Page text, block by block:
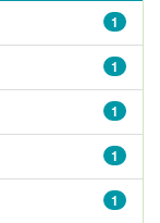
1
1
1
1
1